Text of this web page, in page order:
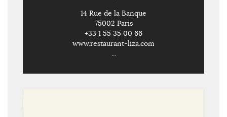
14 Rue de la Banque
75002 Paris
+33 1 55 35 00 66
www.restaurant-liza.com
...